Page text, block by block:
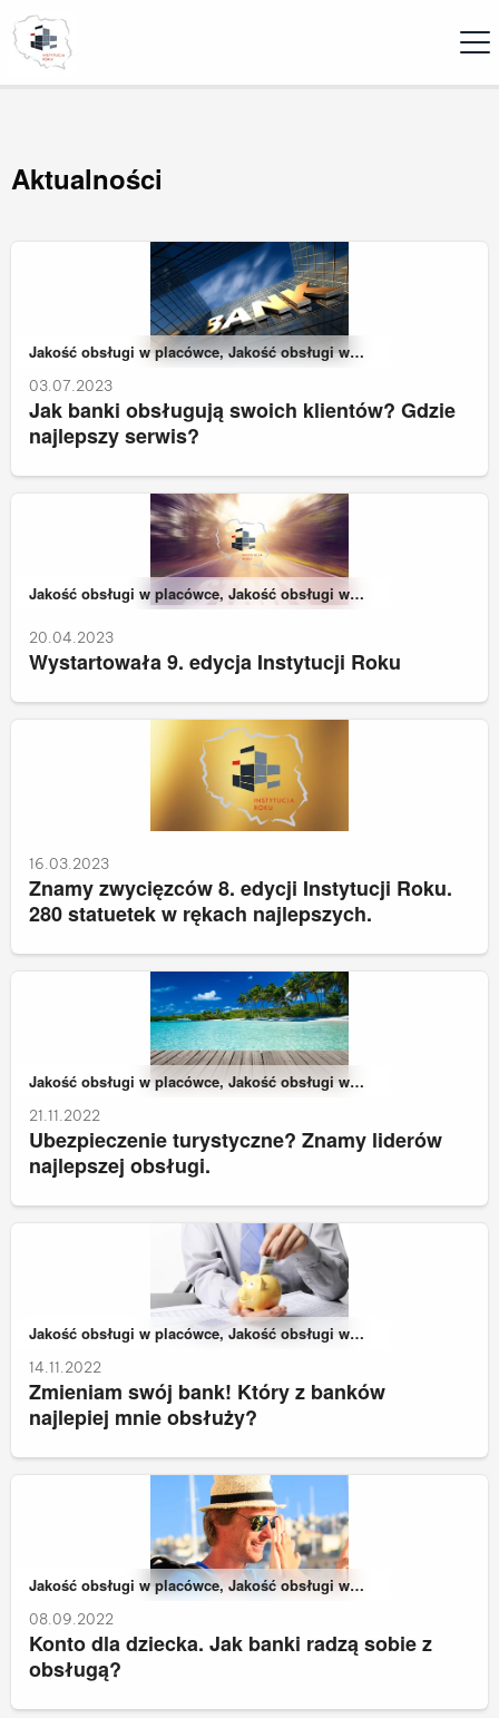
Aktualności
Należy do kategorii:
Jakość obsługi w placówce, Jakość obsługi w
03.07.2023
Jak banki obsługują swoich klientów? Gdzie
najlepszy serwis?
Należy do kategorii:
Jakość obsługi w placówce, Jakość obsługi w
zdalnych kanałach kontaktu
20.04.2023
Wystartowała 9. edycja Instytucji Roku
16.03.2023
Znamy zwycięzców 8. edycji Instytucji Roku.
280 statuetek w rękach najlepszych.
Należy do kategorii:
Jakość obsługi w placówce, Jakość obsługi w
21.11.2022
Ubezpieczenie turystyczne? Znamy liderów
najlepszej obsługi.
Należy do kategorii:
Jakość obsługi w placówce, Jakość obsługi w
14.11.2022
Zmieniam swój bank! Który z banków
najlepiej mnie obsłuży?
Należy do kategorii:
Jakość obsługi w placówce, Jakość obsługi w
08.09.2022
Konto dla dziecka. Jak banki radzą sobie z
obsługą?